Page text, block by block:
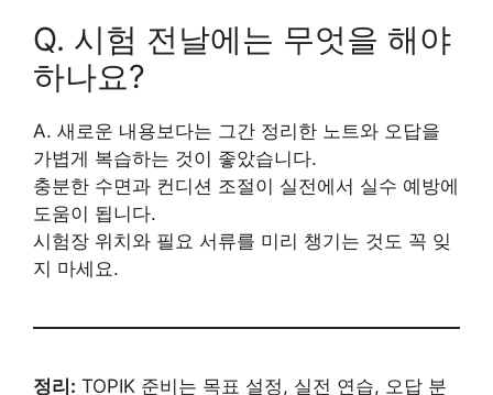
Q. 시험 전날에는 무엇을 해야
하나요?
A. 새로운 내용보다는 그간 정리한 노트와 오답을
가볍게 복습하는 것이 좋았습니다.
충분한 수면과 컨디션 조절이 실전에서 실수 예방에
도움이 됩니다.
시험장 위치와 필요 서류를 미리 챙기는 것도 꼭 잊
지 마세요.
정리: TOPIK 준비는 목표 설정, 실전 연습, 오답 분